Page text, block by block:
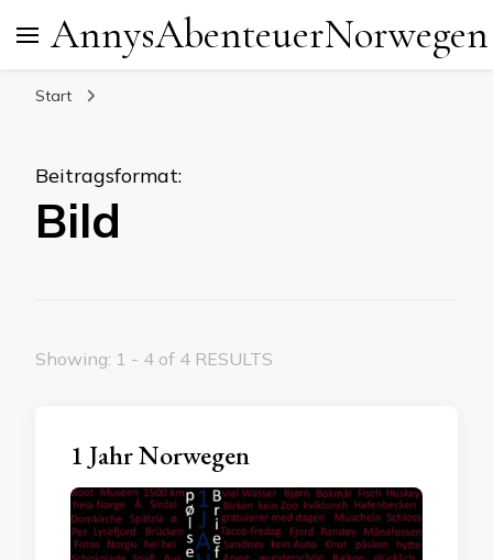
AnnysAbenteuerNorwegen
Start
Beitragsformat:
Bild
Showing: 1 - 4 of 4 RESULTS
1 Jahr Norwegen